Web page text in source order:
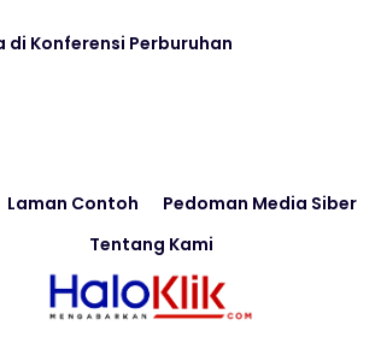
di Konferensi Perburuhan
Laman Contoh Pedoman Media Siber
Tentang Kami